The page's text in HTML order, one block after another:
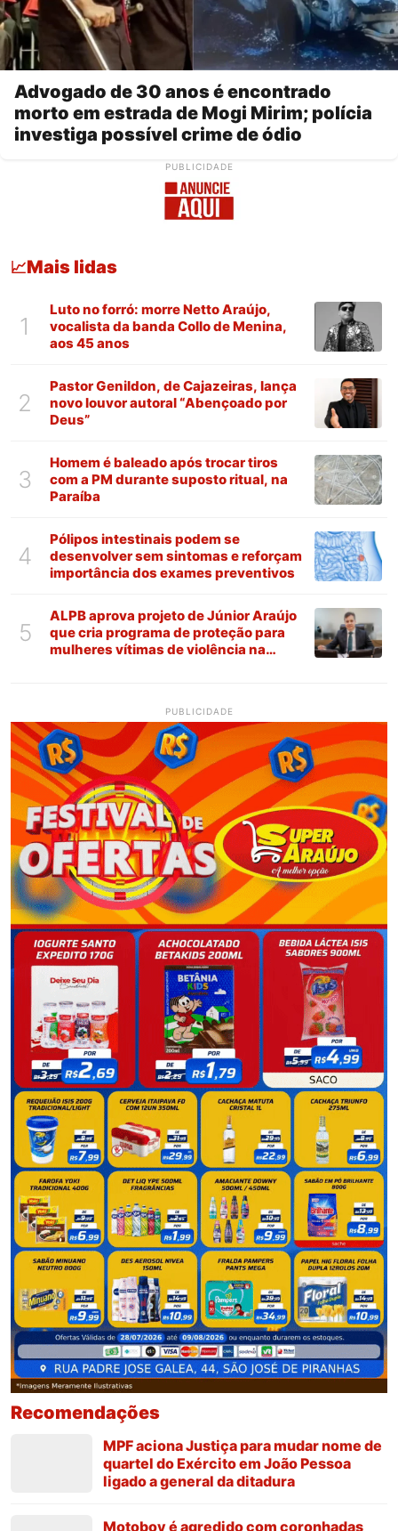
Advogado de 30 anos é encontrado
morto em estrada de Mogi Mirim; polícia
investiga possível crime de ódio
PUBLICIDADE
📈Mais lidas
1
Luto no forró: morre Netto Araújo,
vocalista da banda Collo de Menina,
aos 45 anos
2
Pastor Genildon, de Cajazeiras, lança
novo louvor autoral “Abençoado por
Deus”
3
Homem é baleado após trocar tiros
com a PM durante suposto ritual, na
Paraíba
4
Pólipos intestinais podem se
desenvolver sem sintomas e reforçam
importância dos exames preventivos
5
ALPB aprova projeto de Júnior Araújo
que cria programa de proteção para
mulheres vítimas de violência na
PUBLICIDADE
Recomendações
MPF aciona Justiça para mudar nome de
quartel do Exército em João Pessoa
ligado a general da ditadura
Motoboy é agredido com coronhadas